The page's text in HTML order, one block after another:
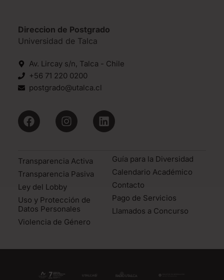
Direccion de Postgrado
Universidad de Talca
Av. Lircay s/n, Talca - Chile
+56 71 220 0200
postgrado@utalca.cl
Transparencia Activa
Transparencia Pasiva
Ley del Lobby
Uso y Protección de
Datos Personales
Violencia de Género
Guía para la Diversidad
Calendario Académico
Contacto
Pago de Servicios
Llamados a Concurso